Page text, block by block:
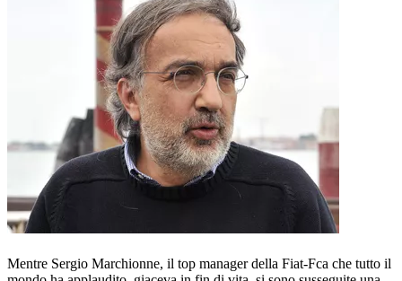
Mentre Sergio Marchionne, il top manager della Fiat-Fca che tutto il